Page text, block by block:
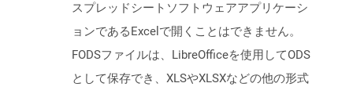
スプレッドシートソフトウェアアプリケーシ
ョンであるExcelで開くことはできません。
FODSファイルは、LibreOfficeを使用してODS
として保存でき、XLSやXLSXなどの他の形式